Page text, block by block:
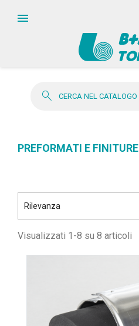
search
PREFORMATI E FINITURE
Rilevanza
Visualizzati 1-8 su 8 articoli